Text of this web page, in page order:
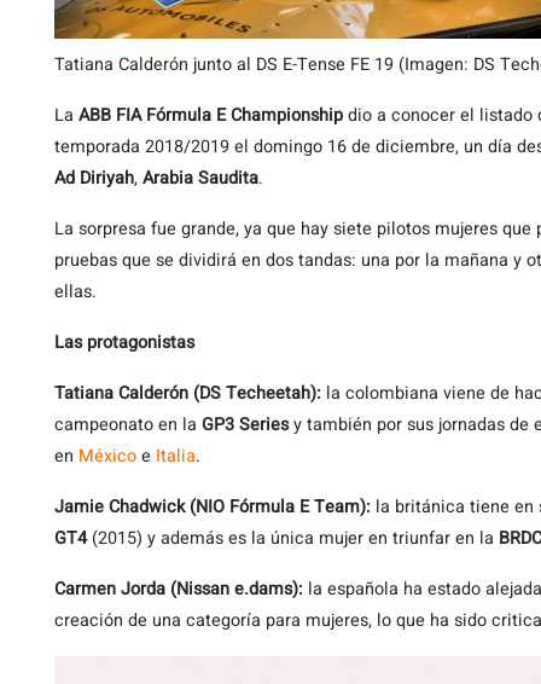
Tatiana Calderón junto al DS E-Tense FE 19 (Imagen: DS
La ABB FIA Fórmula E Championshipdio a conocer el
temporada 2018/2019 el domingo 16 de diciembre, un día
Ad Diriyah,Arabia Saudita.
La sorpresa fue grande, ya que hay siete pilotos mujeres
pruebas que se dividirá en dos tandas: una por la mañana y
ellas.
Las protagonistas
Tatiana Calderón (DS Techeetah): la colombiana viene de
campeonato en la GP3 Seriesy también por sus jornadas de
en Méxicoe Italia.
Jamie Chadwick (NIO Fórmula E Team): la británica tiene
GT4(2015) y además es la única mujer en triunfar en la
Carmen Jorda (Nissan e.dams): la española ha estado
creación de una categoría para mujeres, lo que ha sido